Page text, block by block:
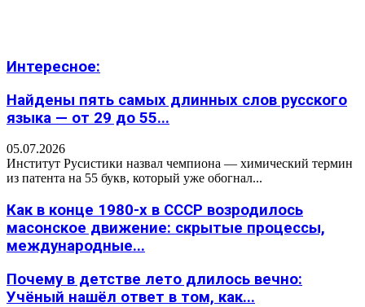
Интересное:
Найдены пять самых длинных слов русского
языка — от 29 до 55...
05.07.2026
Институт Русистики назвал чемпиона — химический термин
из патента на 55 букв, который уже обогнал...
Как в конце 1980-х в СССР возродилось
масонское движение: скрытые процессы,
международные...
Почему в детстве лето длилось вечно:
Учёный нашёл ответ в том, как...